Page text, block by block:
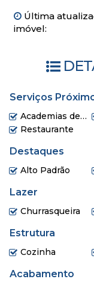
Última
imóvel:
Serviços
Academias de ginástica
Restaurante
Destaques
Alto Padrão
Lazer
Churrasqueira
Estrutura
Cozinha
Acabamento